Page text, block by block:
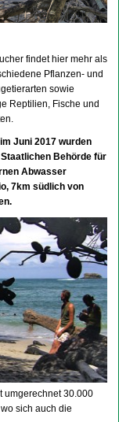
findet hier mehr als
Pflanzen- und
sowie
Reptilien, Fische und
Juni 2017 wurden
Behörde für
Abwasser
7km südlich von
umgerechnet 30.000
sich auch die